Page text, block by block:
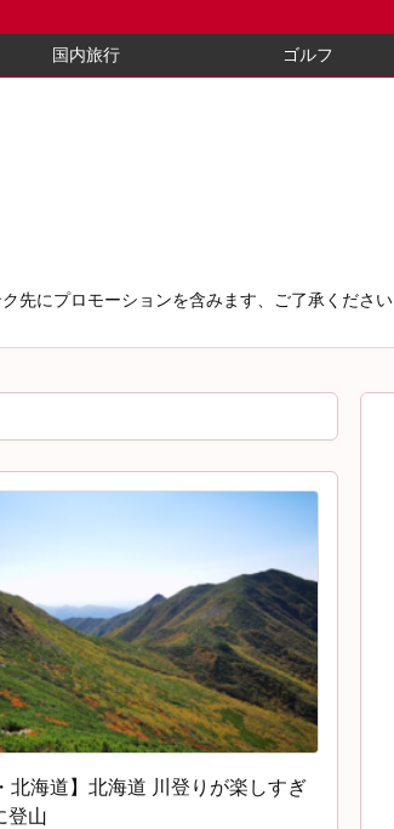
国内旅行 ゴルフ
にプロモーションを含みます、ご了承ください
北海道】北海道 川登りが楽しすぎ
登山